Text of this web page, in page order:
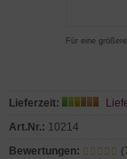
Für eine
Lieferzeit:
Art.Nr.: 10214
Bewertungen: